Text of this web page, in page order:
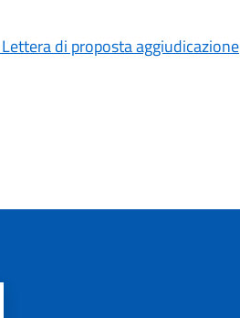
di proposta aggiudicazione